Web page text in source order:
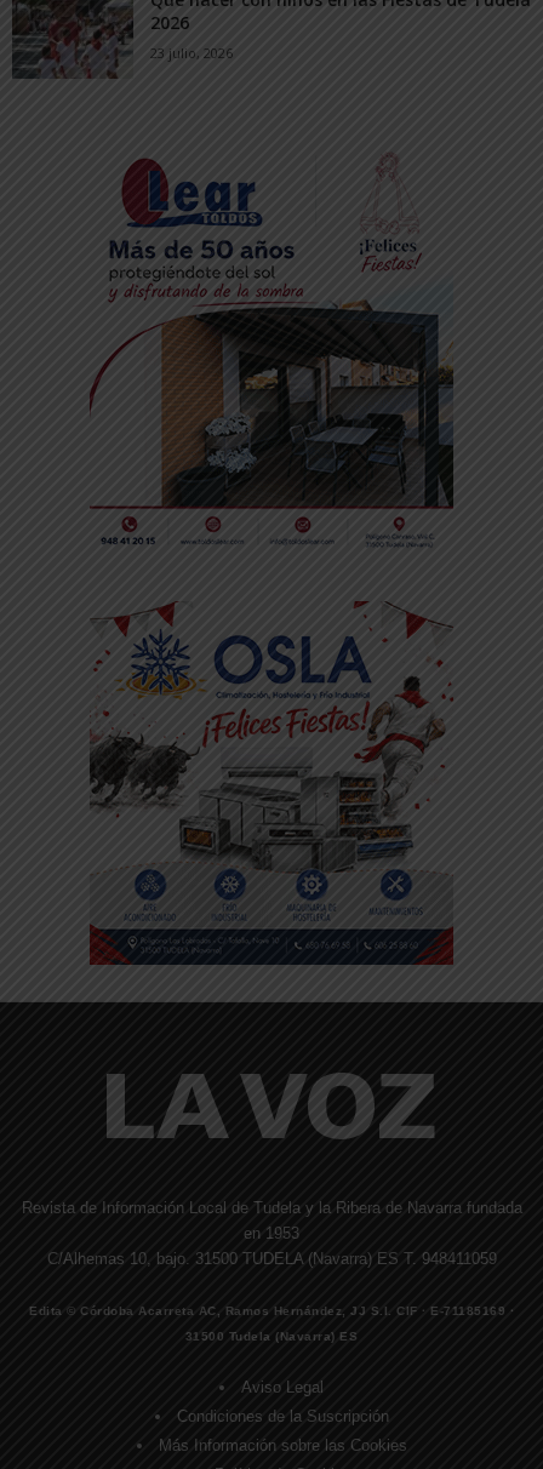
2026
23 julio, 2026
Revista de Información Local de Tudela y la Ribera de Navarra fundada
en 1953
C/Alhemas 10, bajo. 31500 TUDELA (Navarra) ES T. 948411059
Edita © Córdoba Acarreta AC, Ramos Hernández, JJ S.I. CIF · E-71185169 ·
31500 Tudela (Navarra) ES
Aviso Legal
Condiciones de la Suscripción
Más Información sobre las Cookies